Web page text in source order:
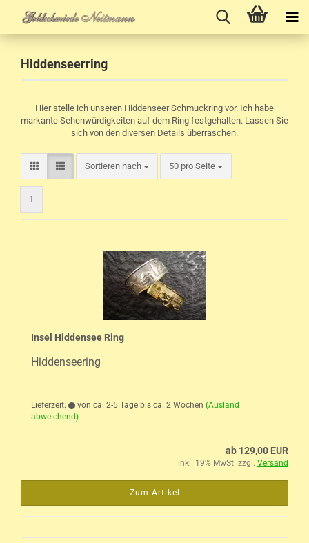
Hiddenseerring
Hier stelle ich unseren Hiddenseer Schmuckring vor. Ich habe
markante Sehenwürdigkeiten auf dem Ring festgehalten. Lassen Sie
sich von den diversen Details überraschen.
Sortieren nach 50 pro Seite
pro Seite
1
Insel Hiddensee Ring
Hiddenseering
Lieferzeit: von ca. 2-5 Tage bis ca. 2 Wochen (Ausland
abweichend)
ab 129,00 EUR
inkl. 19% MwSt. zzgl. Versand
Zum Artikel